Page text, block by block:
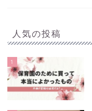
人気の投稿
1